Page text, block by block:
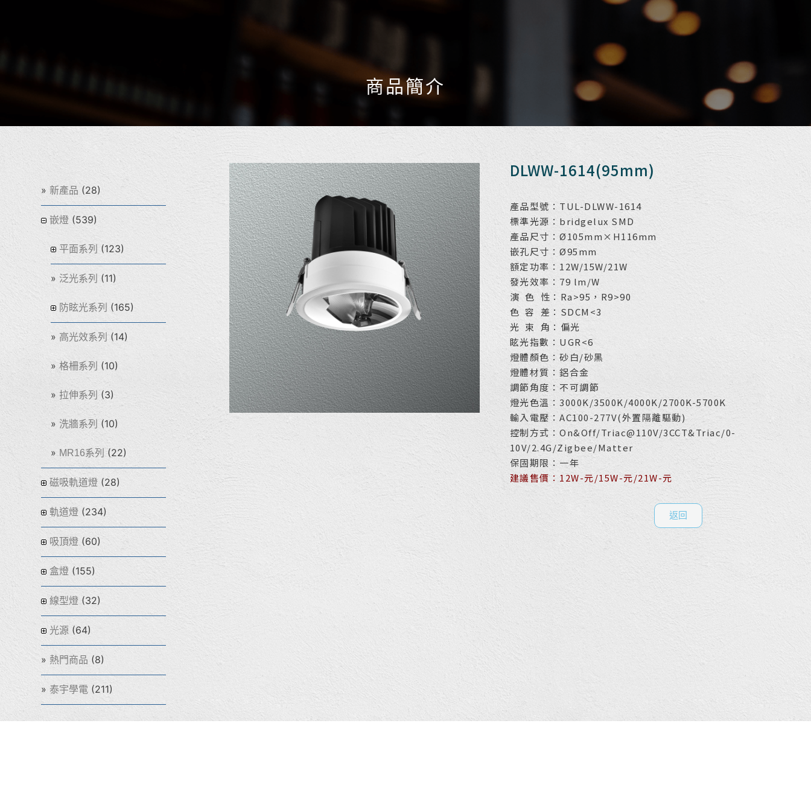
商品簡介
新產品 (28)
嵌燈 (539)
平面系列 (123)
泛光系列 (11)
防眩光系列 (165)
高光效系列 (14)
格柵系列 (10)
拉伸系列 (3)
洗牆系列 (10)
MR16系列 (22)
磁吸軌道燈 (28)
軌道燈 (234)
吸頂燈 (60)
盒燈 (155)
線型燈 (32)
光源 (64)
熱門商品 (8)
泰宇學電 (211)
DLWW-1614(95mm)
產品型號：TUL-DLWW-1614
標準光源：bridgelux SMD
產品尺寸：Ø105mm×H116mm
嵌孔尺寸：Ø95mm
額定功率：12W/15W/21W
發光效率：79 lm/W
演 色 性：Ra>95，R9>90
色 容 差：SDCM<3
光 束 角：偏光
眩光指數：UGR<6
燈體顏色：砂白/砂黑
燈體材質：鋁合金
調節角度：不可調節
燈光色溫：3000K/3500K/4000K/2700K-5700K
輸入電壓：AC100-277V(外置隔離驅動)
控制方式：On&Off/Triac@110V/3CCT&Triac/0-
10V/2.4G/Zigbee/Matter
保固期限：一年
建議售價：12W-元/15W-元/21W-元
返回